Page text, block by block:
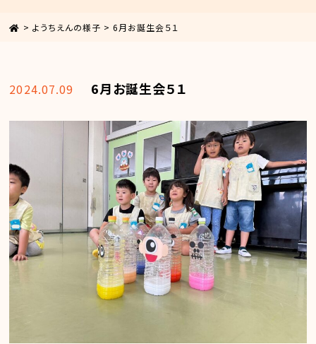
> ようちえんの様子 >6月お誕生会５１
2024.07.09 6月お誕生会５１